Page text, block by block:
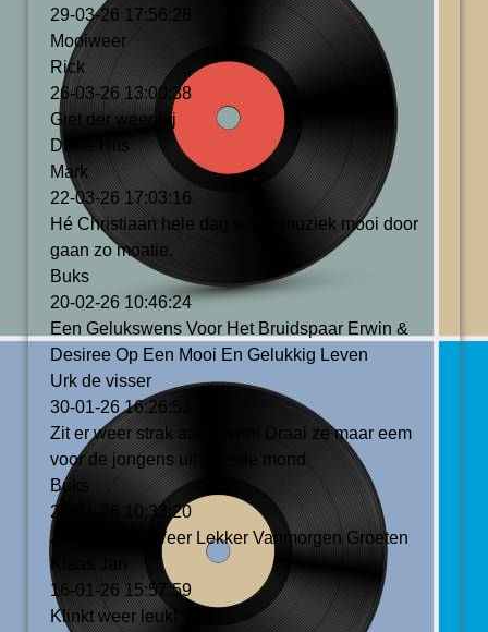
29-03-26 17:56:28
Mooiweer
Rick
26-03-26 13:00:38
Giet der weer bij
Dikke Hits
Mark
22-03-26 17:03:16
Hé Christiaan hele dag super muziek mooi door
gaan zo moatie.
Buks
20-02-26 10:46:24
Een Gelukswens Voor Het Bruidspaar Erwin &
Desiree Op Een Mooi En Gelukkig Leven
Urk de visser
30-01-26 16:26:53
Zit er weer strak aan Erwin! Draai ze maar eem
voor de jongens uit tweede mond
Buks
22-01-26
10:33:20
Jan Hij Gaat Weer Lekker Vanmorgen Groeten
Klaas Jan
16-01-26 15:57:59
Klinkt weer leuk!